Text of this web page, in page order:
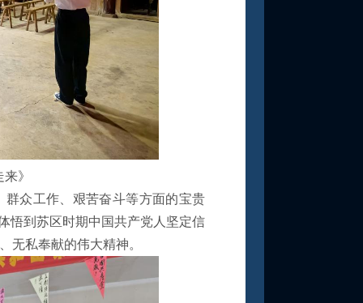
》
众工作、艰苦奋斗等方面的宝贵
悟到苏区时期中国共产党人坚定信
无私奉献的伟大精神。